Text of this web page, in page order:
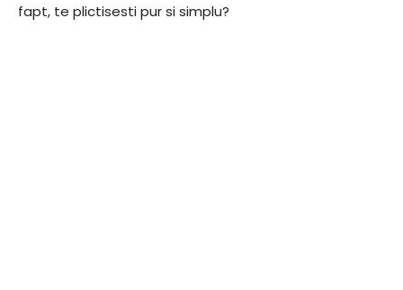
fapt, te plictisesti pur si simplu?